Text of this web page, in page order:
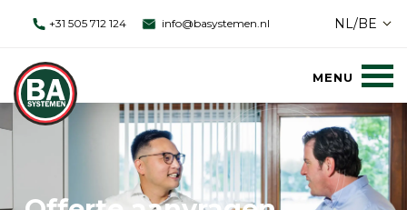
+31 505 712 124 info@basystemen.nl NL/BE